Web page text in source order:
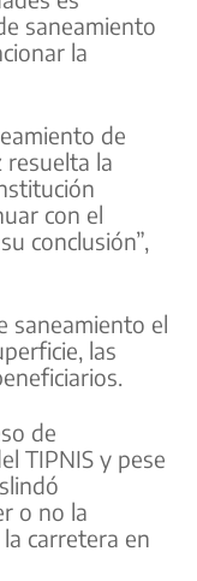
saneamiento
la
de
resuelta la
con el
conclusión”,
saneamiento el
las
de
TIPNIS y pese
o no la
carretera en